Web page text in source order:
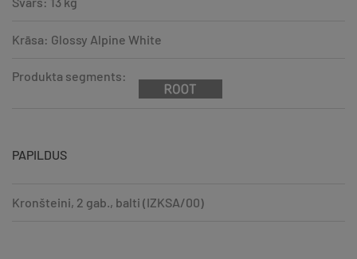
Krāsa: Glossy Alpine White
Produkta segments:
PAPILDUS
Kronšteini, 2 gab., balti (IZKSA/00)